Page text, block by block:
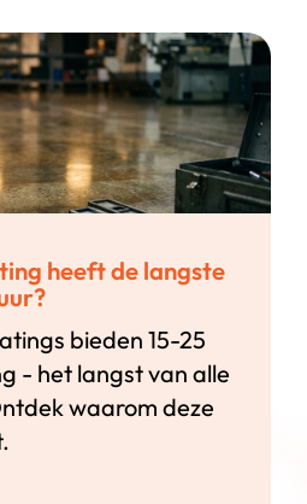
heeft de langste
bieden 15-25
- het langst van alle
waarom deze